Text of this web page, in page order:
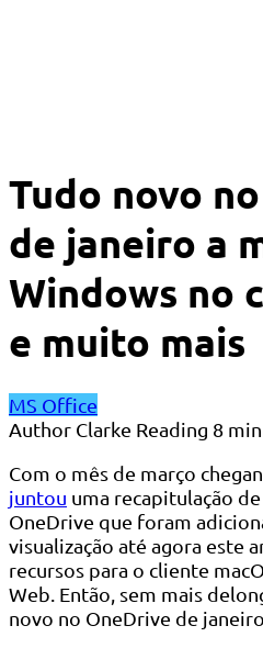
Tudo novo
de janeiro a
Windows no
e muito mais
MS Office
Author Clarke Reading 8 min
Com o mês de março
juntou uma recapitulação
OneDrive que foram
visualização até agora este
recursos para o cliente
Web. Então, sem mais
novo no OneDrive de